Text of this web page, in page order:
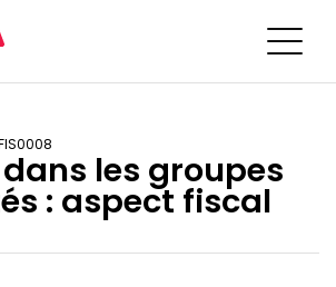
les groupes
: aspect fiscal